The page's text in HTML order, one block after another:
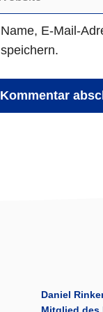
Name, E-Mail-
speichern.
Daniel